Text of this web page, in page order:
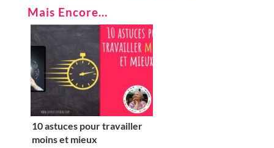
Mais Encore...
10 astuces pour travailler
moins et mieux